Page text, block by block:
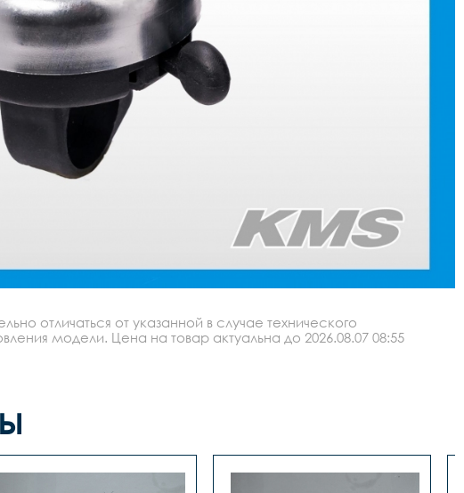
отличаться от указанной в случае технического
модели. Цена на товар актуальна до 2026.08.07 08:55